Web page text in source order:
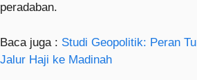
peradaban.
Baca juga : Studi Geopolitik: Peran
Jalur Haji ke Madinah